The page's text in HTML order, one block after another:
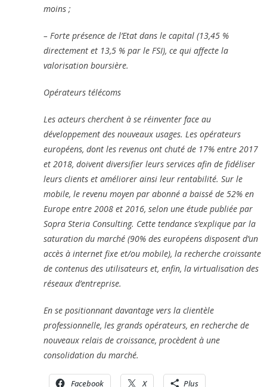
moins ;
– Forte présence de l’Etat dans le capital (13,45 %
directement et 13,5 % par le FSI), ce qui affecte la
valorisation boursière.
Opérateurs télécoms
Les acteurs cherchent à se réinventer face au
développement des nouveaux usages. Les opérateurs
européens, dont les revenus ont chuté de 17% entre 2017
et 2018, doivent diversifier leurs services afin de fidéliser
leurs clients et améliorer ainsi leur rentabilité. Sur le
mobile, le revenu moyen par abonné a baissé de 52% en
Europe entre 2008 et 2016, selon une étude publiée par
Sopra Steria Consulting. Cette tendance s’explique par la
saturation du marché (90% des européens disposent d’un
accès à internet fixe et/ou mobile), la recherche croissante
de contenus des utilisateurs et, enfin, la virtualisation des
réseaux d’entreprise.
En se positionnant davantage vers la clientèle
professionnelle, les grands opérateurs, en recherche de
nouveaux relais de croissance, procèdent à une
consolidation du marché.
Facebook X Plus